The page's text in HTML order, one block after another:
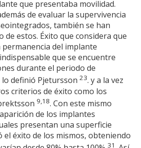
que presentaba movilidad.
de evaluar la supervivencia
también se han
de estos. Éxito que considera que
del implante
que se encuentre
durante el periodo de
definió Pjetursson 23. y a la vez
criterios de éxito como los
9,18. Con este mismo
de los implantes
presentan una superficie
el éxito de los mismos, obteniendo
31